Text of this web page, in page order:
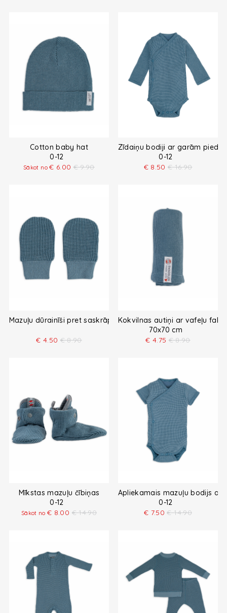
Cotton baby hat
0-12
Sākot no€ 6.00 € 9.90
Zīdaiņu bodiji ar garām
0-12
€ 8.50 € 16.90
Mazuļu dūrainīši pret saskrāpēšanos
€ 4.50 € 8.90
Kokvilnas autiņi ar vafeļu
70x70 cm
€ 4.75 € 8.90
Mīkstas mazuļu čībiņas
0-12
Sākot no€ 8.00 € 14.90
Apliekamais mazuļu bodijs ar
0-12
€ 7.50 € 14.90